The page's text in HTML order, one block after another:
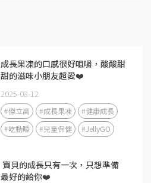
成長果凍的口感很好咀嚼，酸酸甜
甜的滋味小朋友超愛❤️
2025-08-12
#傑立高 #成長果凍
#健康成長
#吃動睡
#兒童保健 #JellyGO
​ 寶貝的成長只有一次，只想準備
最好的給你❤️